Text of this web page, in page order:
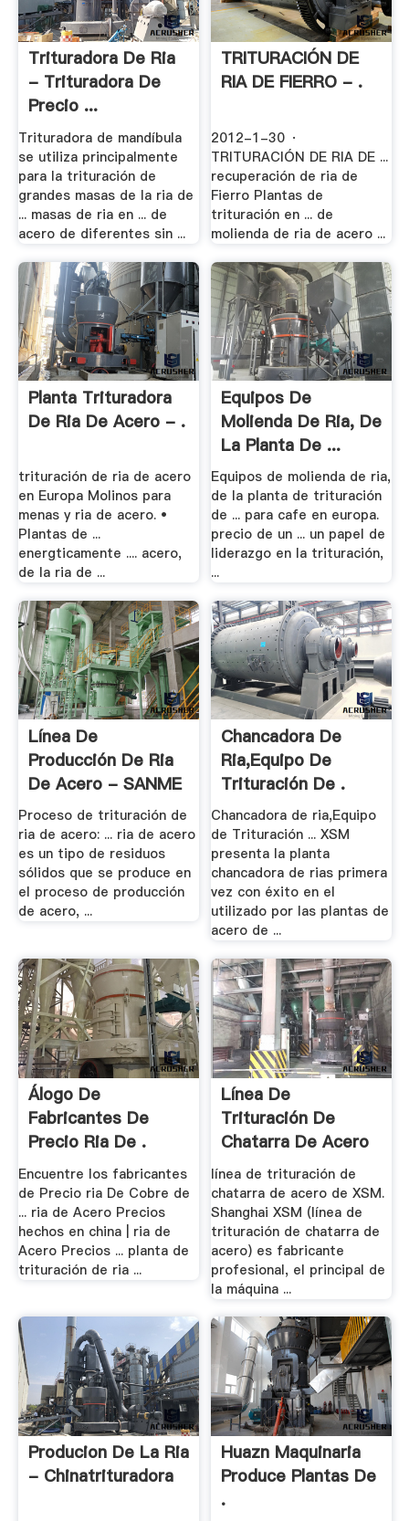
Trituradora De Ria
- Trituradora De
Precio ...
Trituradora de mandíbula
se utiliza principalmente
para la trituración de
grandes masas de la ria de
... masas de ria en ... de
acero de diferentes sin ...
TRITURACIÓN DE
RIA DE FIERRO - .
2012-1-30 ·
TRITURACIÓN DE RIA DE ...
recuperación de ria de
Fierro Plantas de
trituración en ... de
molienda de ria de acero ...
Planta Trituradora
De Ria De Acero - .
trituración de ria de acero
en Europa Molinos para
menas y ria de acero. •
Plantas de ...
energticamente .... acero,
de la ria de ...
Equipos De
Molienda De Ria, De
La Planta De ...
Equipos de molienda de ria,
de la planta de trituración
de ... para cafe en europa.
precio de un ... un papel de
liderazgo en la trituración,
...
Línea De
Producción De Ria
De Acero - SANME
Proceso de trituración de
ria de acero: ... ria de acero
es un tipo de residuos
sólidos que se produce en
el proceso de producción
de acero, ...
Chancadora De
Ria,Equipo De
Trituración De .
Chancadora de ria,Equipo
de Trituración ... XSM
presenta la planta
chancadora de rias primera
vez con éxito en el
utilizado por las plantas de
acero de ...
Álogo De
Fabricantes De
Precio Ria De .
Encuentre los fabricantes
de Precio ria De Cobre de
... ria de Acero Precios
hechos en china | ria de
Acero Precios ... planta de
trituración de ria ...
Línea De
Trituración De
Chatarra De Acero
línea de trituración de
chatarra de acero de XSM.
Shanghai XSM (línea de
trituración de chatarra de
acero) es fabricante
profesional, el principal de
la máquina ...
Producion De La Ria
- Chinatrituradora
Huazn Maquinaria
Produce Plantas De
.